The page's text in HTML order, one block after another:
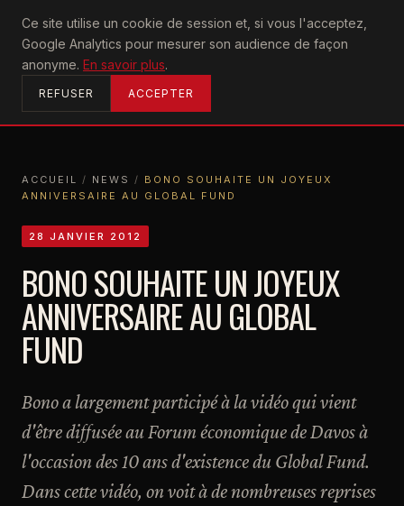
Ce site utilise un cookie de session et, si vous l'acceptez,
Google Analytics pour mesurer son audience de façon
anonyme. En savoir plus.
REFUSER ACCEPTER
U2achtung
ACCUEIL
ACCUEIL / NEWS / BONO SOUHAITE UN JOYEUX
ANNIVERSAIRE AU GLOBAL FUND
28 JANVIER 2012
BONO SOUHAITE UN JOYEUX
ANNIVERSAIRE AU GLOBAL
FUND
Bono a largement participé à la vidéo qui vient
d'être diffusée au Forum économique de Davos à
l'occasion des 10 ans d'existence du Global Fund.
Dans cette vidéo, on voit à de nombreuses reprises